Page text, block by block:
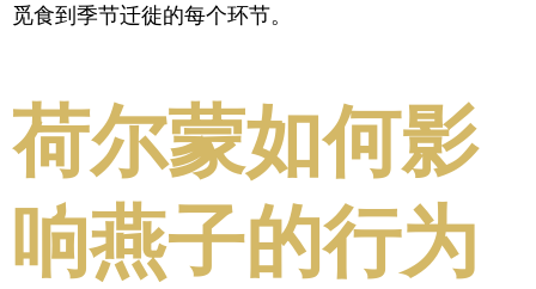
觅食到季节迁徙的每个环节。
荷尔蒙如何影
响燕子的行为